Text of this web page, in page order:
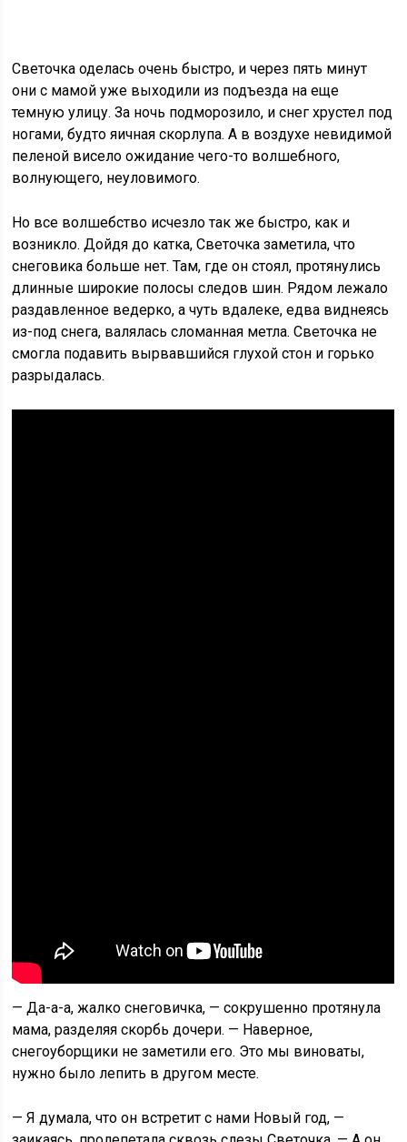
Светочка оделась очень быстро, и через пять минут
они с мамой уже выходили из подъезда на еще
темную улицу. За ночь подморозило, и снег хрустел под
ногами, будто яичная скорлупа. А в воздухе невидимой
пеленой висело ожидание чего-то волшебного,
волнующего, неуловимого.
Но все волшебство исчезло так же быстро, как и
возникло. Дойдя до катка, Светочка заметила, что
снеговика больше нет. Там, где он стоял, протянулись
длинные широкие полосы следов шин. Рядом лежало
раздавленное ведерко, а чуть вдалеке, едва виднеясь
из-под снега, валялась сломанная метла. Светочка не
смогла подавить вырвавшийся глухой стон и горько
разрыдалась.
— Да-а-а, жалко снеговичка, — сокрушенно протянула
мама, разделяя скорбь дочери. — Наверное,
снегоуборщики не заметили его. Это мы виноваты,
нужно было лепить в другом месте.
— Я думала, что он встретит с нами Новый год, —